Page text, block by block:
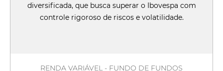
diversificada, que busca superar o Ibovespa com
controle rigoroso de riscos e volatilidade.
RENDA VARIÁVEL - FUNDO DE FUNDOS